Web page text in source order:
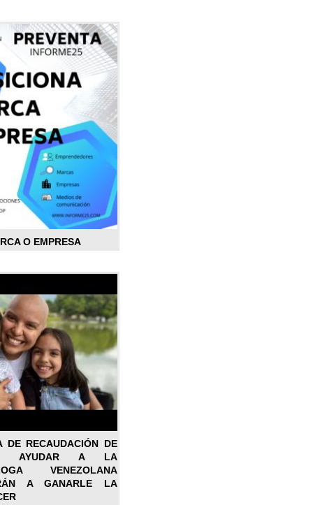
O EMPRESA
DE RECAUDACIÓN DE
AYUDAR A LA
VENEZOLANA
A GANARLE LA